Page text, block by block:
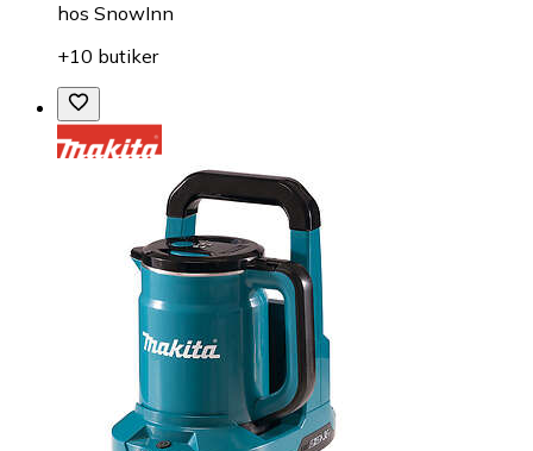
hos SnowInn
+10 butiker